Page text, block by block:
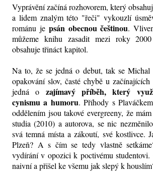
Vyprávění začíná rozhovorem, který
a lidem znalým této "řeči" vykouzlí
románu je psán obecnou češtinou.
můžeme knihu zasadit mezi roky
obsahuje třináct kapitol.
Na to, že se jedná o debut, tak se
opakování slov, časté chybě u začínajících
jedná o zajímavý příběh, který
cynismu a humoru. Příhody s
oddělením jsou takové evergreeny, že
studia (2010) a autorova, se nic
svá temná místa a zákoutí, své kostlivce.
Plzeň? A s čím se tedy vlastně
vydírání v opozici k poctivému
naivní a přišel ke všemu jak slepý k